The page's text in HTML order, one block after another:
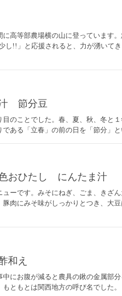
高等部農場横の山に登っています
し!!」と応援されると、力が湧いて
節分豆
のことでした。春、夏、秋、冬と
ある「立春」の前の日を「節分」と
おひたし にんたま汁
ーです。みそにねぎ、ごま、きざ
肉にみそ味がしっかりとつき、大
和え
にお腹が減ると農具の鍬の金属部
ともとは関西地方の呼び名でした。